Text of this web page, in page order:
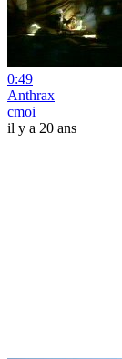
0:49
Anthrax
cmoi
il y a 20 ans